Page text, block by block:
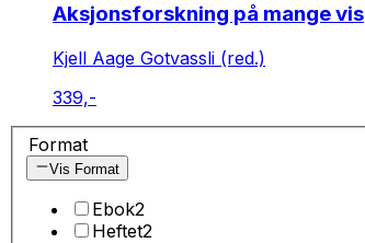
Aksjonsforskning på mange vis
Kjell Aage Gotvassli (red.)
339,-
Format
Vis Format
Ebok2
Heftet2